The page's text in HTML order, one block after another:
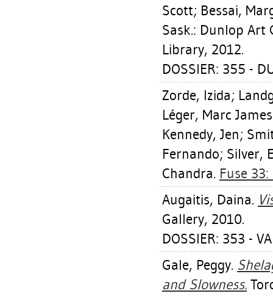
Scott; Bessai,
Sask.: Dunlop Art
Library, 2012.
DOSSIER: 355 -
Zorde, Izida;
Léger, Marc James
Kennedy, Jen;
Fernando; Silver,
Chandra. Fuse 33:
Augaitis, Daina.
Gallery, 2010.
DOSSIER: 353 -
Gale, Peggy.
and Slowness.